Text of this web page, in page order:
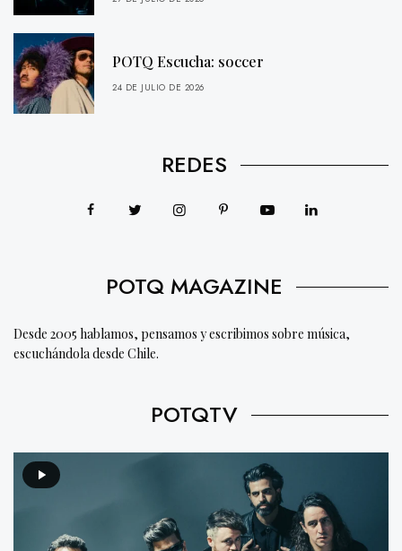
POTQ Escucha: soccer
24 DE JULIO DE 2026
REDES
POTQ MAGAZINE
Desde 2005 hablamos, pensamos y escribimos sobre música,
escuchándola desde Chile.
POTQTV